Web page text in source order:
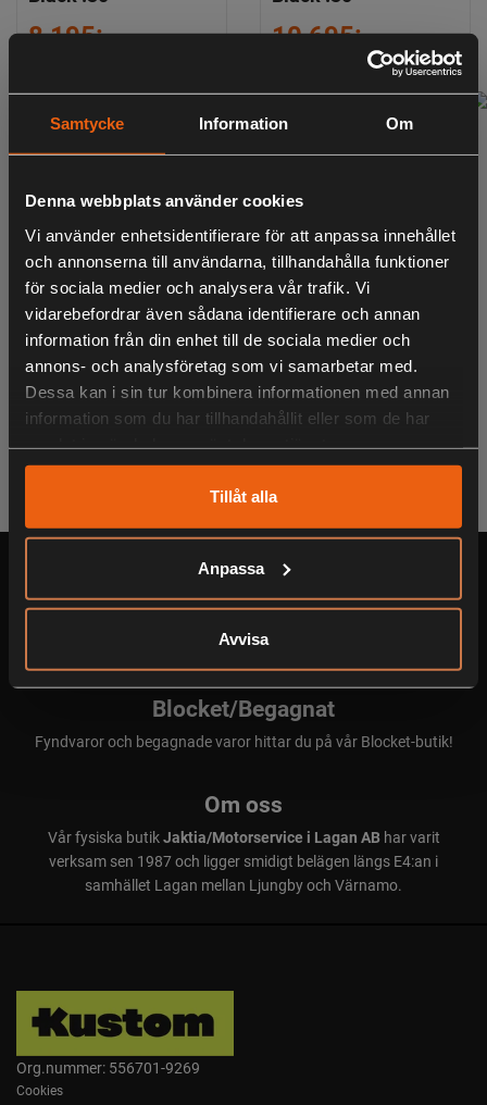
Samtycke Information Om
Denna webbplats använder cookies
Vi använder enhetsidentifierare för att anpassa innehållet
och annonserna till användarna, tillhandahålla funktioner
för sociala medier och analysera vår trafik. Vi
vidarebefordrar även sådana identifierare och annan
information från din enhet till de sociala medier och
annons- och analysföretag som vi samarbetar med.
Dessa kan i sin tur kombinera informationen med annan
information som du har tillhandahållit eller som de har
Tillåt alla
Anpassa
Avvisa
8 195:- 10 695:-
Vanward Hunter
Titanium Painted
Black kaliber .30
9 695:-
inklusive moms
Vanward Ultra Light
Titanium Painted
Black .30
8 195:-
inklusive moms
alla märken!
Blocket/Begagnat
Fyndvaror och begagnade varor hittar du på vår Blocket-butik!
Om oss
Vår fysiska butikJaktia/Motorservice i Lagan ABhar varit
verksam sen 1987 och ligger smidigt belägen längs E4:an i
samhället Lagan mellan Ljungby och Värnamo.
Org.nummer: 556701-9269
Cookies